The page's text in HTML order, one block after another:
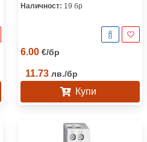
Наличност: 19 бр
6.00 €/бр
11.73 лв./бр
Купи